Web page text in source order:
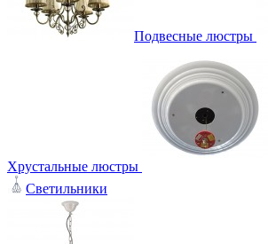
Подвесные люстры
Хрустальные люстры
Светильники